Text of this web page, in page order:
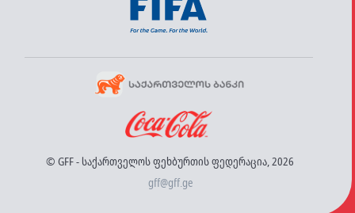
© GFF - საქართველოს ფეხბურთის ფედერაცია, 2026
gff@gff.ge